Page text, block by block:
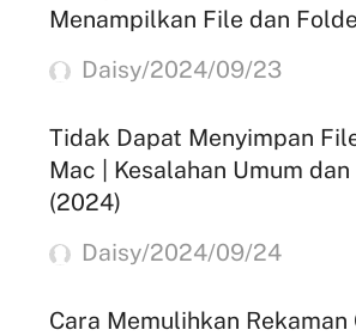
Menampilkan File dan
Daisy/2024/09/23
Tidak Dapat Menyimpan
Mac | Kesalahan Umum
(2024)
Daisy/2024/09/24
Cara Memulihkan